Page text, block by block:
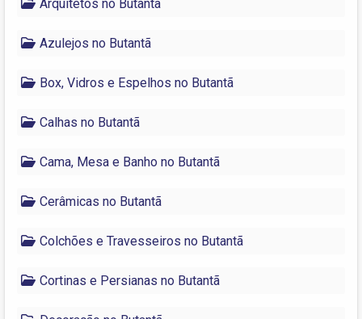
Arquitetos no Butantã
Azulejos no Butantã
Box, Vidros e Espelhos no Butantã
Calhas no Butantã
Cama, Mesa e Banho no Butantã
Cerâmicas no Butantã
Colchões e Travesseiros no Butantã
Cortinas e Persianas no Butantã